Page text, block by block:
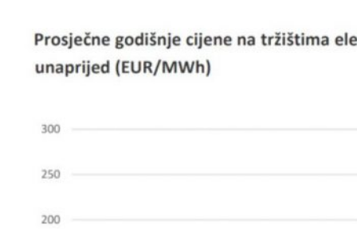
POKROVITELJI I
SPONZORI SET
VEČERA